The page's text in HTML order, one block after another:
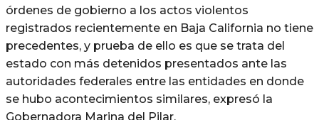
órdenes de gobierno a los actos violentos
registrados recientemente en Baja California no tiene
precedentes, y prueba de ello es que se trata del
estado con más detenidos presentados ante las
autoridades federales entre las entidades en donde
se hubo acontecimientos similares, expresó la
Gobernadora Marina del Pilar.